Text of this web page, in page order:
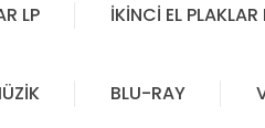
LP İKİNCİ EL PLAKLAR
BLU-RAY